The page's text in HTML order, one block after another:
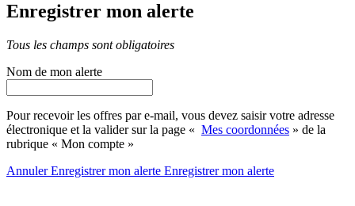
Enregistrer mon alerte
Tous les champs sont obligatoires
Nom de mon alerte
Pour recevoir les offres par e-mail, vous devez saisir votre adresse
électronique et la valider sur la page « Mes coordonnées » de la
rubrique « Mon compte »
AnnulerEnregistrer mon alerte Enregistrermon alerte